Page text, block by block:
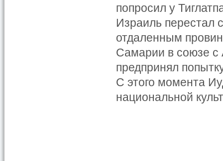
попросил у
Израиль перестал
отдаленным
Самарии в союзе
предпринял
С этого момента
национальной